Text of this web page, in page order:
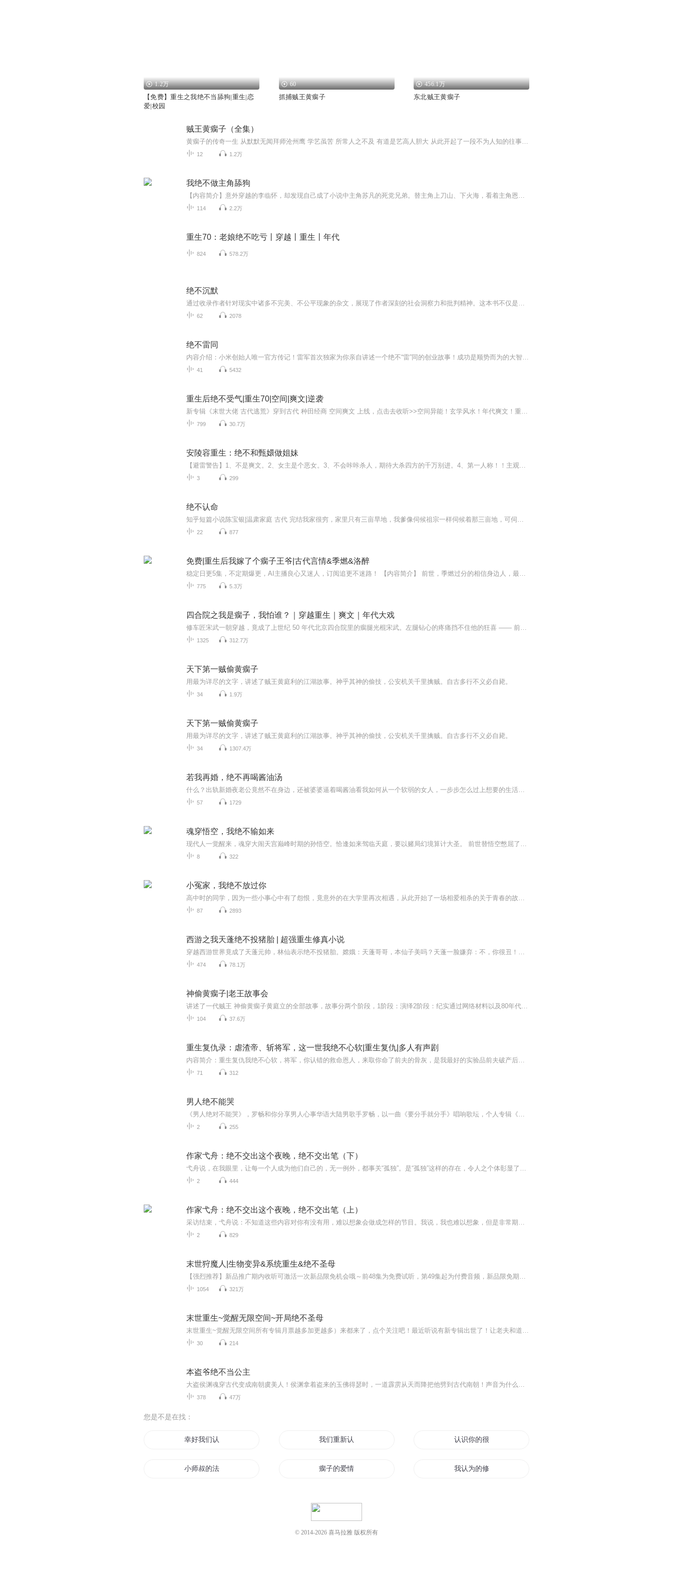
1.2万
【免费】重生之我绝不当舔狗|重生|恋
爱|校园
60
抓捕贼王黄瘸子
456.1万
东北贼王黄瘸子
贼王黄瘸子（全集）
黄瘸子的传奇一生 从默默无闻拜师沧州鹰 学艺虽苦 所常人之不及 有道是艺高人胆大 从此开起了一段不为人知的往事………
12 1.2万
我绝不做主角舔狗
【内容简介】意外穿越的李临怀，却发现自己成了小说中主角苏凡的死党兄弟。替主角上刀山、下火海，看着主角恩恩爱爱。而他却只能做个专门送机缘的卑微舔狗……李临怀裂开了。幸好继承了大反派系统，他决定好好整死这个渣男主角。被主角背后的神秘老爷爷认...
114 2.2万
重生70：老娘绝不吃亏丨穿越丨重生丨年代
824 578.2万
绝不沉默
通过收录作者针对现实中诸多不完美、不公平现象的杂文，展现了作者深刻的社会洞察力和批判精神。这本书不仅是对写作者与读者之间关系的深入思考，更是对写作本质、方式方法的广泛探讨，以及对写作者面临困境的深刻分析。同时，作者勇敢地揭露和分析了现实...
62 2078
绝不雷同
内容介绍：小米创始人唯一官方传记！雷军首次独家为你亲自讲述一个绝不“雷”同的创业故事！成功是顺势而为的大智慧，也是不忘初衷的梦想！资深财经作家余胜海继《华为还能走多远》后的重磅力作，通过多年的近距离观察，以大量鲜为人知的丰富细节，真实地...
41 5432
重生后绝不受气|重生70|空间|爽文|逆袭
新专辑《末世大佬 古代逃荒》穿到古代 种田经商 空间爽文 上线，点击去收听>>空间异能！玄学风水！年代爽文！重活一世，什么都吃就是不能吃亏！绝不受气！！！为了重生，和炮灰逆袭系统穿越到不同世界，吃尽苦头。重生后系统给她留下了十亩地空间，有四合...
799 30.7万
安陵容重生：绝不和甄嬛做姐妹
【避雷警告】1、不是爽文。2、女主是个恶女。3、不会咔咔杀人，期待大杀四方的千万别进。4、第一人称！！主观视角不等于客观世界。5、全员恶人！!！想看真善美和爱情的勿入。保留人设： 敏感多疑自私隐忍有心计。减少人设： 怯懦善妒狠辣阴暗小心眼。"我安...
3 299
绝不认命
知乎短篇小说陈宝银|温肃家庭 古代 完结我家很穷，家里只有三亩旱地，我爹像伺候祖宗一样伺候着那三亩地，可伺候的再好，每年产的粮也不够我们家十口填饱肚子。我奶年纪大了，三个小叔一把年纪还打着光棍，每日从村东头晃到村西头，只会扯闲篇抠脚，是名副...
22 877
免费|重生后我嫁了个瘸子王爷|古代言情&季燃&洛醉
稳定日更5集，不定期爆更，AI主播良心又迷人，订阅追更不迷路！ 【内容简介】 前世，季燃过分的相信身边人，最终被害得含冤而死。重生，且看她如何复仇，打垮敌人。还——顺带收了个腿残志不残的夫君。 【作者介绍】 作者：灯火阑珊
775 5.3万
四合院之我是瘸子，我怕谁？｜穿越重生｜爽文｜年代大戏
修车匠宋武一朝穿越，竟成了上世纪 50 年代北京四合院里的瘸腿光棍宋武。左腿钻心的疼痛挡不住他的狂喜 —— 前世的第三条腿的缺憾在此生补齐，更意外继承了价值不菲的私房、铁饭碗修车铺，还有一盒子积蓄！ 四合院邻里各有心思：抠门的三大爷、爱凑热闹的...
1325 312.7万
天下第一贼偷黄瘸子
用最为详尽的文字，讲述了贼王黄庭利的江湖故事。神乎其神的偷技，公安机关千里擒贼。自古多行不义必自毙。
34 1.9万
天下第一贼偷黄瘸子
用最为详尽的文字，讲述了贼王黄庭利的江湖故事。神乎其神的偷技，公安机关千里擒贼。自古多行不义必自毙。
34 1307.4万
若我再婚，绝不再喝酱油汤
什么？出轨新婚夜老公竟然不在身边，还被婆婆逼着喝酱油看我如何从一个软弱的女人，一步步怎么过上想要的生活看我一个单亲妈妈怎么把孩子养的这么好看我如何在一次次困难阻碍中，活出自我
57 1729
魂穿悟空，我绝不输如来
现代人一觉醒来，魂穿大闹天宫巅峰时期的孙悟空。恰逢如来驾临天庭，要以赌局幻境算计大圣。 前世替悟空憋屈了一辈子，明知他不是实力不如如来，只是被套路、被拿捏、被天命算计。这一世换我执掌这金刚不坏之躯，手握如意金箍棒，火眼金睛看穿一切佛门诡计...
8 322
小冤家，我绝不放过你
高中时的同学，因为一些小事心中有了怨恨，竟意外的在大学里再次相遇，从此开始了一场相爱相杀的关于青春的故事.......
87 2893
西游之我天蓬绝不投猪胎 | 超强重生修真小说
穿越西游世界竟成了天蓬元帅，林仙表示绝不投猪胎。嫦娥：天蓬哥哥，本仙子美吗？天蓬一脸嫌弃：不，你很丑！王母：天蓬，还不来参加本宫的蟠桃盛宴？天蓬：臣最近拉肚子，吃不了蟠桃。玉帝：孙猴子打上来了，快请天蓬元帅。天蓬拎着一只猴子走过来：这猴...
474 78.1万
神偷黄瘸子|老王故事会
讲述了一代贼王 神偷黄瘸子黄庭立的全部故事，故事分两个阶段，1阶段：演绎2阶段：纪实通过网络材料以及80年代的书刊报纸整理出来的内容，希望大家能够了解到一个，新中国成立以来，因为盗窃罪第一个被枪毙的人，当年的事情以及心路历程，为什么会走上这条...
104 37.6万
重生复仇录：虐渣帝、斩将军，这一世我绝不心软|重生复仇|多人有声剧
内容简介：重生复仇我绝不心软，将军，你认错的救命恩人，来取你命了前夫的骨灰，是我最好的实验品前夫破产后，才知我是全球首富 天才儿子黑我电脑：爹地，你已被拉黑 我的复仇，从让他一无所有开始 重生后，我亲手将前夫送入地狱我助夫君登基。他却在...
71 312
男人绝不能哭
《男人绝对不能哭》，罗畅和你分享男人心事华语大陆男歌手罗畅，以一曲《要分手就分手》唱响歌坛，个人专辑《行者无疆》《你心中有鬼》《秀美纳溪》也都取得了不错的成绩。参演过电影《新聊斋之古宅怪谈》的他，表演经验丰富最擅长表达男人心事，新歌《男...
2 255
作家弋舟：绝不交出这个夜晚，绝不交出笔（下）
弋舟说，在我眼里，让每一个人成为他们自己的，无一例外，都事关“孤独”。是“孤独”这样的存在，令人之个体彰显了自己的与众不同。相较于肉体衰败这样的自然规律，孤独，就显得格外沉痛。因为前者不可逆，所以我们面对起来反而易于接受，而所谓孤独，似...
2 444
作家弋舟：绝不交出这个夜晚，绝不交出笔（上）
采访结束，弋舟说：不知道这些内容对你有没有用，难以想象会做成怎样的节目。我说，我也难以想象，但是非常期待。最终，是这样一期……不，这样的一组节目。这是第一期。访谈的内容太丰富，太饱满，而我，那么喜欢，不忍增删。吕氏春秋成书后，吕不韦曾将...
2 829
末世狩魔人|生物变异&系统重生&绝不圣母
【强烈推荐】新品推广期内收听可激活一次新品限免机会哦～前48集为免费试听，第49集起为付费音频，新品限免期内(7or10天)可免费试听。限免结束后开始收费，0.2元/集，会员免费收听。日更5集，不定时爆更，多多评论订阅可加更哦~【内容介绍】系统+重生，杀...
1054 321万
末世重生~觉醒无限空间~开局绝不圣母
末世重生~觉醒无限空间所有专辑月票越多加更越多）来都来了，点个关注吧！最近听说有新专辑出世了！让老夫和道友们瞧瞧！（专辑每天10点更新，次日未更新的晚点更新）
30 214
本盗爷绝不当公主
大盗侯渊魂穿古代变成南朝虞美人！侯渊拿着盗来的玉佛得瑟时，一道霹雳从天而降把他劈到古代南朝！声音为什么变了，像个娘们儿一样？低头一看，雾草！胸前是怎么回事？？为毛出现两团肉？伸手摸了摸，好像是真的，不是硅胶！自己居然有了一对儿堪称D罩杯的...
378 47万
您是不是在找：
幸好我们认识过 我们重新认识 认识你的很多年
小师叔的法宝一个都不认识 瘸子的爱情 我认为的修仙
© 2014-2026 喜马拉雅 版权所有